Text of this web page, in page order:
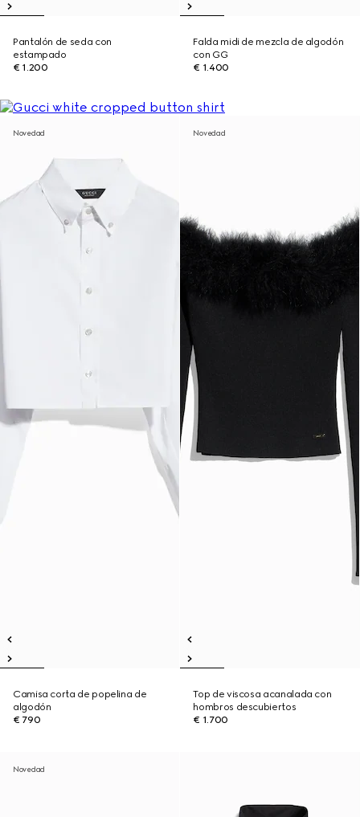
Pantalón de seda con
estampado
€ 1.200
Falda midi de mezcla de algodón
con GG
€ 1.400
Novedad
Camisa corta de popelina de
algodón
€ 790
Novedad
Top de viscosa acanalada con
hombros descubiertos
€ 1.700
Novedad